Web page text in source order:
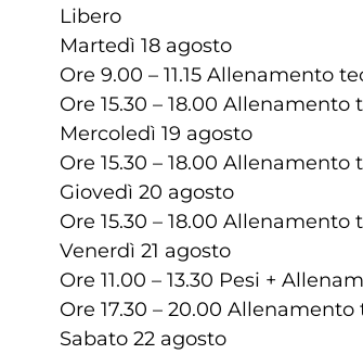
Libero
Martedì 18 agosto
Ore 9.00 – 11.15 Allenamento
Ore 15.30 – 18.00 Allenamento
Mercoledì 19 agosto
Ore 15.30 – 18.00 Allenamento
Giovedì 20 agosto
Ore 15.30 – 18.00 Allenamento
Venerdì 21 agosto
Ore 11.00 – 13.30 Pesi +
Ore 17.30 – 20.00
Sabato 22 agosto